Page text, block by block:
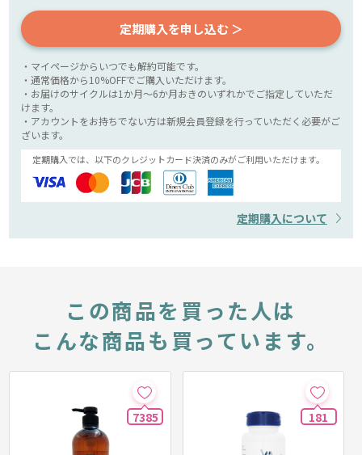
定期購入を申し込む ＞
・マイページからいつでも解約可能です。
・通常価格から10%OFFでご購入いただけます。
・お届けのサイクルは1か月～6か月おきのいずれかでご指定していただ
けます。
・アカウントをお持ちでない方は新規会員登録を行っていただく必要がご
ざいます。
定期購入では、以下のクレジットカード決済のみがご利用いただけます。
定期購入について
この商品を買った人は
こんな商品も買っています。
7385 181